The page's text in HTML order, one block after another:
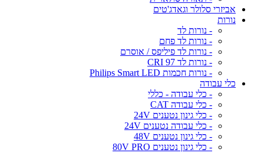
אביזרי סלולר וגאדג'טים
נורות
- נורות לד
- נורות לד פחם
- נורות לד פיליפס / אוסרם
- נורות לד CRI 97
- נורות חכמות Philips Smart LED
כלי עבודה
- כלי עבודה - כללי
- כלי עבודה CAT
- כלי גינון נטענים 24V
- כלי עבודה נטענים 24V
- כלי גינון נטענים 48V
- כלי גינון נטענים 80V PRO